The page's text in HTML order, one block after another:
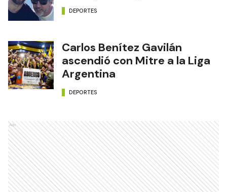
DEPORTES
Carlos Benítez Gavilán
ascendió con Mitre a la Liga
Argentina
DEPORTES
Ads